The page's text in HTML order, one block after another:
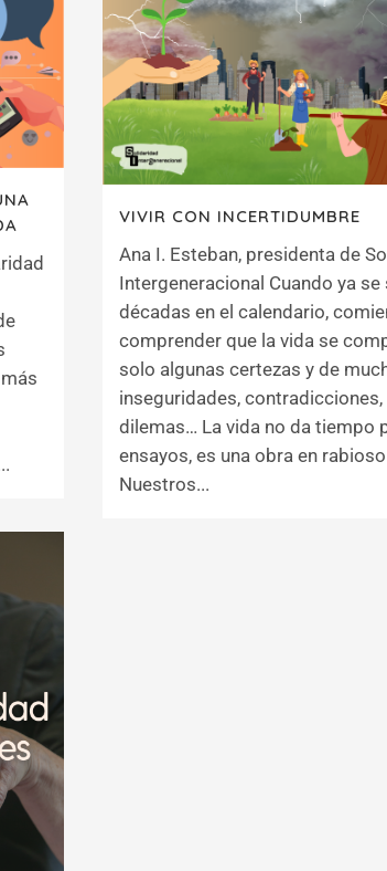
VIVIR CON INCERTIDUMBRE
Ana I. Esteban, presidenta de
Intergeneracional Cuando ya se
décadas en el calendario,
comprender que la vida se
solo algunas certezas y de
inseguridades, contradicciones,
dilemas… La vida no da tiempo
ensayos, es una obra en
Nuestros...